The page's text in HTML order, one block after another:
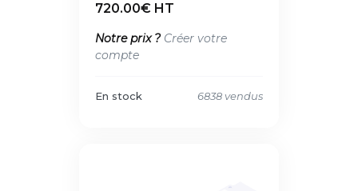
720.00€ HT
Notre prix ? Créer votre
compte
En stock 6838 vendus